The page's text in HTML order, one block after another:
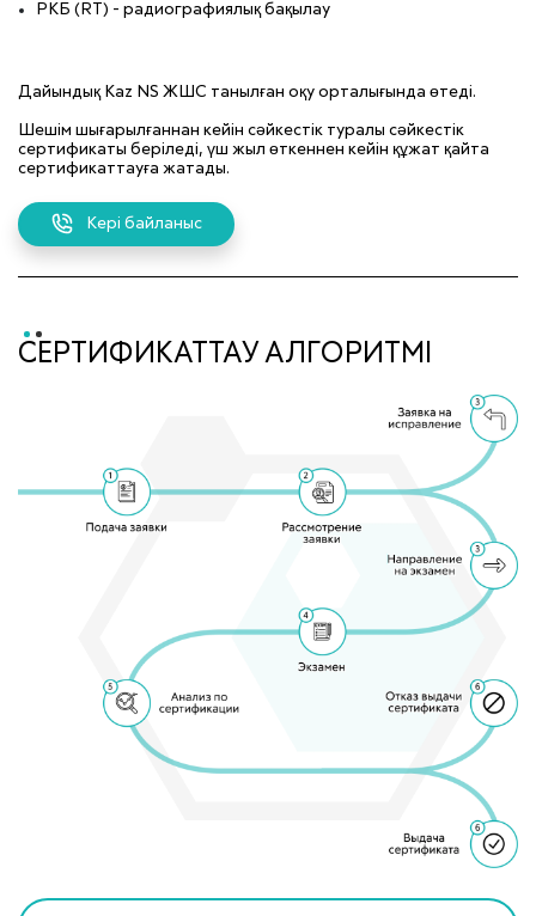
РКБ (RT) - радиографиялық бақылау
Дайындық Kaz NS ЖШС танылған оқу орталығында өтеді.
Шешім шығарылғаннан кейін сәйкестік туралы сәйкестік
сертификаты беріледі, үш жыл өткеннен кейін құжат қайта
сертификаттауға жатады.
Кері байланыс
СЕРТИФИКАТТАУ АЛГОРИТМІ